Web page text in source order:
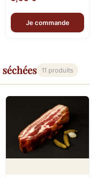
Je commande
11 produits